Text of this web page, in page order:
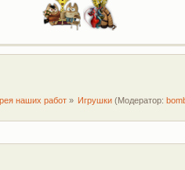
наших работ » Игрушки (Модератор: